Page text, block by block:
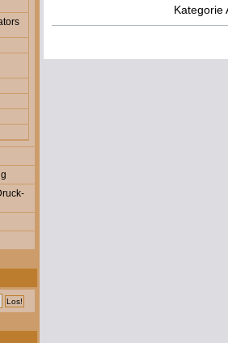
Kategorie